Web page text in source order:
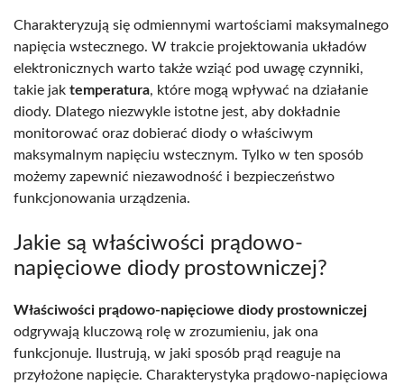
Charakteryzują się odmiennymi wartościami maksymalnego
napięcia wstecznego. W trakcie projektowania układów
elektronicznych warto także wziąć pod uwagę czynniki,
takie jak temperatura, które mogą wpływać na działanie
diody. Dlatego niezwykle istotne jest, aby dokładnie
monitorować oraz dobierać diody o właściwym
maksymalnym napięciu wstecznym. Tylko w ten sposób
możemy zapewnić niezawodność i bezpieczeństwo
funkcjonowania urządzenia.
Jakie są właściwości prądowo-
napięciowe diody prostowniczej?
Właściwości prądowo-napięciowe diody prostowniczej
odgrywają kluczową rolę w zrozumieniu, jak ona
funkcjonuje. Ilustrują, w jaki sposób prąd reaguje na
przyłożone napięcie. Charakterystyka prądowo-napięciowa